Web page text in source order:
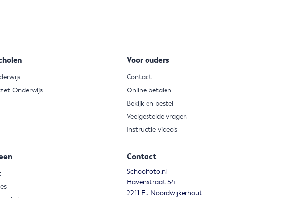
Onderwijs
Voor ouders
Contact
Online betalen
Bekijk en bestel
Veelgestelde vragen
Instructie video’s
Contact
Schoolfoto.nl
Havenstraat 54
2211 EJ Noordwijkerhout